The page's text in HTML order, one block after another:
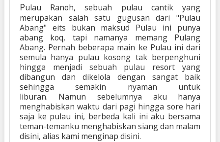
Pulau Ranoh, sebuah pulau cantik yang
merupakan salah satu gugusan dari "Pulau
Abang" eits bukan maksud Pulau ini punya
abang koq, tapi namanya memang Pulang
Abang. Pernah beberapa main ke Pulau ini dari
semula hanya pulau kosong tak berpenghuni
hingga menjadi sebuah pulau resort yang
dibangun dan dikelola dengan sangat baik
sehingga semakin nyaman untuk
liburan. Namunsebelumnya aku hanya
menghabiskan waktu dari pagi hingga sore hari
saja ke pulau ini, berbeda kali ini aku bersama
teman-temanku menghabiskan siang dan malam
disini, alias kami menginap disini.